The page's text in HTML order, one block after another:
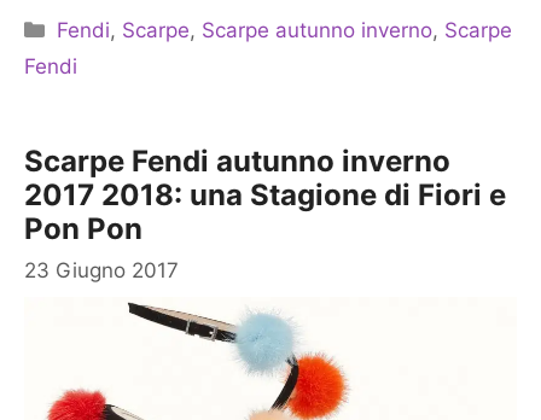
Categorie
Fendi, Scarpe, Scarpe autunno inverno, Scarpe
Fendi
Scarpe Fendi autunno inverno
2017 2018: una Stagione di Fiori e
Pon Pon
23 Giugno 2017